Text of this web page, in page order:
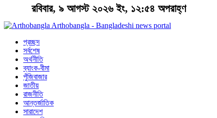
রবিবার, ৯ আগস্ট ২০২৬ ইং, ১২:৫৪ অপরাহ্ণ
Arthobangla - Bangladeshi news portal
প্রচ্ছদ
সর্বশেষ
অর্থনীতি
ব্যাংক-বীমা
পুঁজিবাজার
জাতীয়
রাজনীতি
আন্তর্জাতিক
সারাদেশ